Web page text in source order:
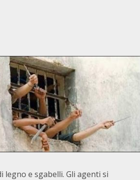
e sgabelli. Gli agenti si